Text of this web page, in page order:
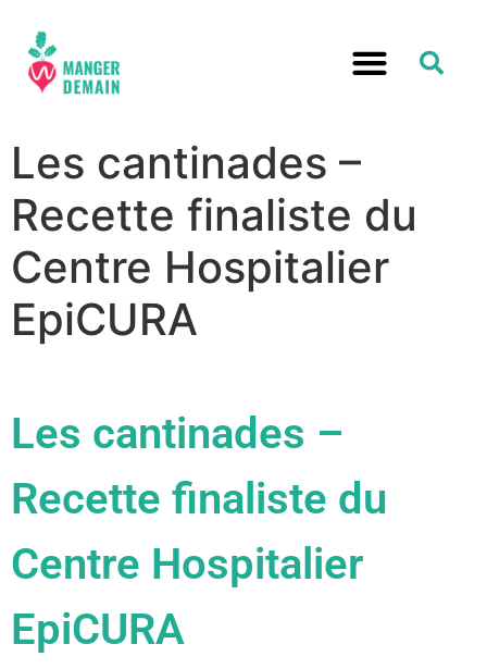
Les cantinades –
Recette finaliste du
Centre Hospitalier
EpiCURA
Les cantinades –
Recette finaliste du
Centre Hospitalier
EpiCURA